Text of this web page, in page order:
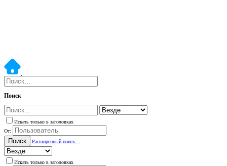
Поиск
Искать только в заголовках
От:
Поиск Расширенный поиск…
Искать только в заголовках